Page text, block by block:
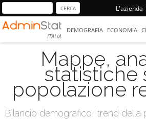
L'azienda
ITALIA
DEMOGRAFIA ECONOMIA
Mappe,
statistiche
popolazione
Bilancio demografico, trend della